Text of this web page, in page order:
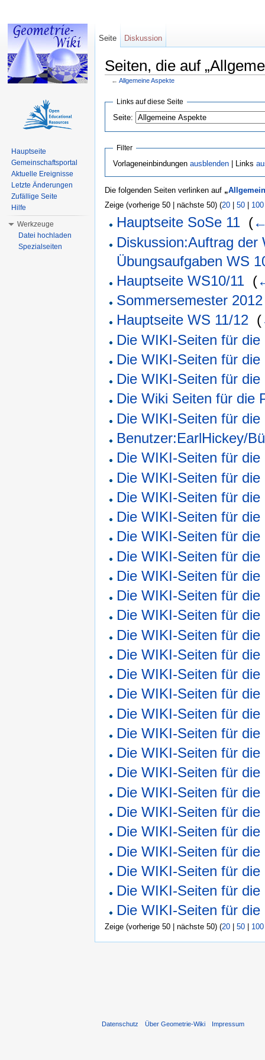
Seiten, die auf
← Allgemeine Aspekte
Links auf diese Seite
Seite:
Filter
Vorlageneinbindungen ausblenden| Links
Die folgenden Seiten verlinken auf „
Zeige (vorherige 50 | nächste 50) (20 50 100
Hauptseite SoSe 11 (
Diskussion:Auftrag der
Übungsaufgaben WS
Hauptseite WS10/11 (
Sommersemester 2012
Hauptseite WS 11/12 (
Die WIKI-Seiten für
Die WIKI-Seiten für
Die WIKI-Seiten für
Die Wiki Seiten für die
Die WIKI-Seiten für
Benutzer:EarlHickey/
Die WIKI-Seiten für
Die WIKI-Seiten für
Die WIKI-Seiten für
Die WIKI-Seiten für
Die WIKI-Seiten für
Die WIKI-Seiten für
Die WIKI-Seiten für
Die WIKI-Seiten für
Die WIKI-Seiten für
Die WIKI-Seiten für
Die WIKI-Seiten für
Die WIKI-Seiten für
Die WIKI-Seiten für
Die WIKI-Seiten für
Die WIKI-Seiten für
Die WIKI-Seiten für
Die WIKI-Seiten für
Die WIKI-Seiten für
Die WIKI-Seiten für
Die WIKI-Seiten für
Die WIKI-Seiten für
Die WIKI-Seiten für
Die WIKI-Seiten für
Die WIKI-Seiten für
Zeige (vorherige 50 | nächste 50) (20 | 50 | 100
Seite Diskussion
Hauptseite
Gemeinschaftsportal
Aktuelle Ereignisse
Letzte Änderungen
Zufällige Seite
Hilfe
Werkzeuge
Datei hochladen
Spezialseiten
Datenschutz Über Geometrie-Wiki Impressum